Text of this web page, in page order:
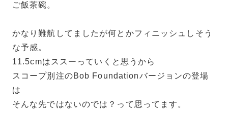
ご飯茶碗。
かなり難航してましたが何とかフィニッシュしそう
な予感。
11.5cmはススーっていくと思うから
スコープ別注のBob Foundationバージョンの登場
は
そんな先ではないのでは？って思ってます。